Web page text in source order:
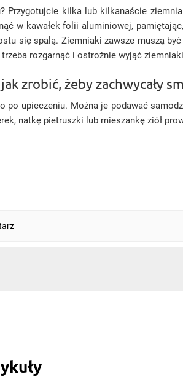
Przygotujcie kilka lub kilkanaście
w kawałek folii aluminiowej,
się spalą. Ziemniaki zawsze muszą
rozgarnąć i ostrożnie wyjąć
zrobić, żeby zachwycały
po upieczeniu. Można je podawać
natkę pietruszki lub mieszankę ziół